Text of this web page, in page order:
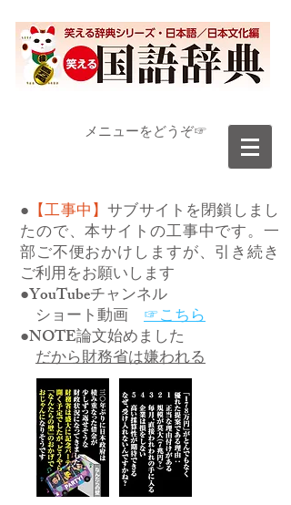
​メニューをどうぞ☞
● 【工事中】サブサイトを閉鎖しまし
たので、本サイトの工事中です。一
部ご不便おかけしますが、引き続き
ご利用をお願いします
●YouTubeチャンネル
ショート動画 ☞こちら
●NOTE論文始めました
だから財務省は嫌われる